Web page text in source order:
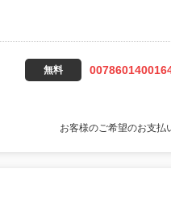
無料
お客様のご希望のお支払